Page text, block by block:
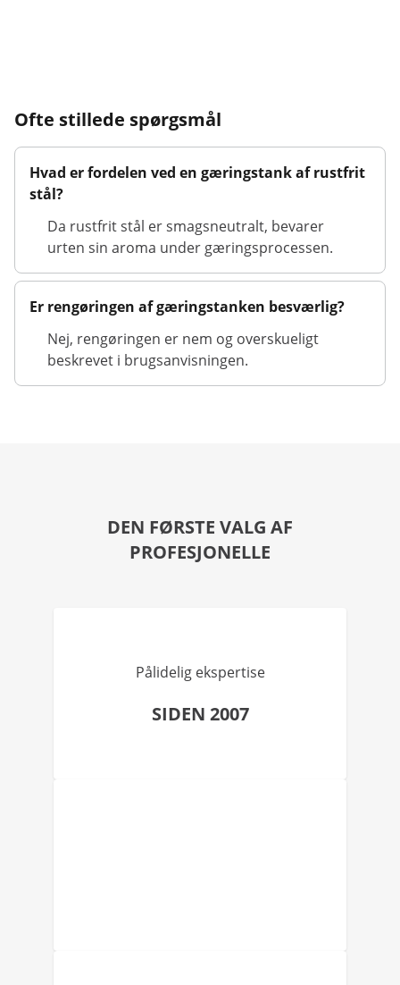
Ofte stillede spørgsmål
Hvad er fordelen ved en gæringstank af rustfrit
stål?
Da rustfrit stål er smagsneutralt, bevarer
urten sin aroma under gæringsprocessen.
Er rengøringen af gæringstanken besværlig?
Nej, rengøringen er nem og overskueligt
beskrevet i brugsanvisningen.
DEN FØRSTE VALG AF
PROFESJONELLE
Pålidelig ekspertise
SIDEN 2007